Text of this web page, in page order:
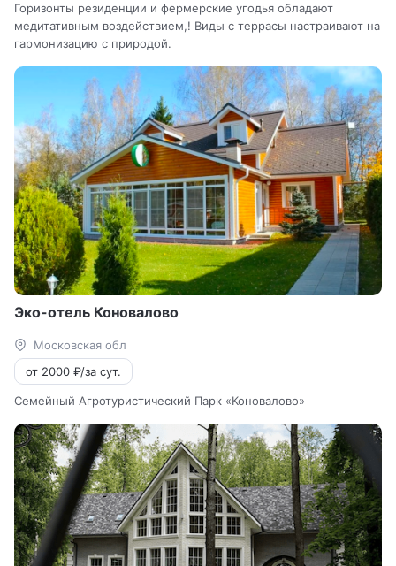
Горизонты резиденции и фермерские угодья обладают
медитативным воздействием,! Виды с террасы настраивают на
гармонизацию с природой.
Эко-отель Коновалово
Московская обл
от 2000 ₽/за сут.
Семейный Агротуристический Парк «Коновалово»